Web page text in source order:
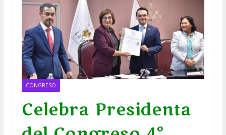
CONGRESO
Celebra Presidenta